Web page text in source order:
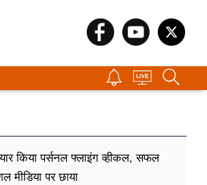
किया पर्सनल फ्लाइंग व्हीकल, सफल
मीडिया पर छाया